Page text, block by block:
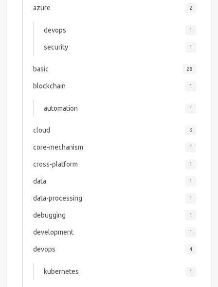
azure 2
devops 1
security 1
basic 28
blockchain 1
automation 1
cloud 6
core-mechanism 1
cross-platform 1
data 1
data-processing 1
debugging 1
development 1
devops 4
kubernetes 1